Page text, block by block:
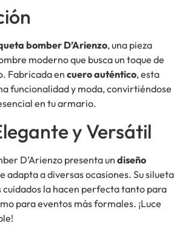
bomber D’Arienzo, una pieza
moderno que busca un toque de
Fabricada en cuero auténtico, esta
funcionalidad y moda, convirtiéndose
en tu armario.
y Versátil
D’Arienzo presenta un diseño
adapta a diversas ocasiones. Su silueta
cuidados la hacen perfecta tanto para
para eventos más formales. ¡Luce